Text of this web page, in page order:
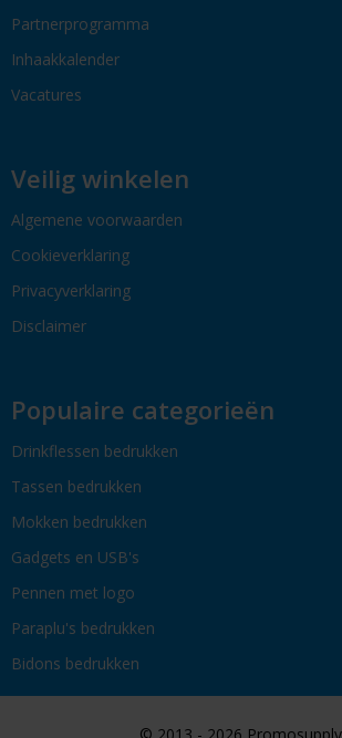
Partnerprogramma
Inhaakkalender
Vacatures
Veilig winkelen
Algemene voorwaarden
Cookieverklaring
Privacyverklaring
Disclaimer
Populaire categorieën
Drinkflessen bedrukken
Tassen bedrukken
Mokken bedrukken
Gadgets en USB's
Pennen met logo
Paraplu's bedrukken
Bidons bedrukken
© 2013 - 2026